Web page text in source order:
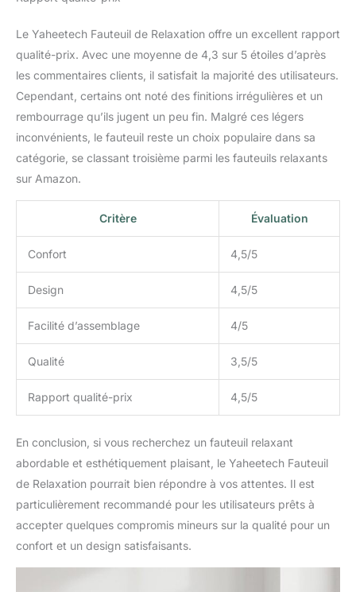
Le Yaheetech Fauteuil de Relaxation offre un excellent rapport
qualité-prix. Avec une moyenne de 4,3 sur 5 étoiles d’après
les commentaires clients, il satisfait la majorité des utilisateurs.
Cependant, certains ont noté des finitions irrégulières et un
rembourrage qu’ils jugent un peu fin. Malgré ces légers
inconvénients, le fauteuil reste un choix populaire dans sa
catégorie, se classant troisième parmi les fauteuils relaxants
sur Amazon.
Critère Évaluation
Confort 4,5/5
Design 4,5/5
Facilité d’assemblage 4/5
Qualité 3,5/5
Rapport qualité-prix 4,5/5
En conclusion, si vous recherchez un fauteuil relaxant
abordable et esthétiquement plaisant, le Yaheetech Fauteuil
de Relaxation pourrait bien répondre à vos attentes. Il est
particulièrement recommandé pour les utilisateurs prêts à
accepter quelques compromis mineurs sur la qualité pour un
confort et un design satisfaisants.